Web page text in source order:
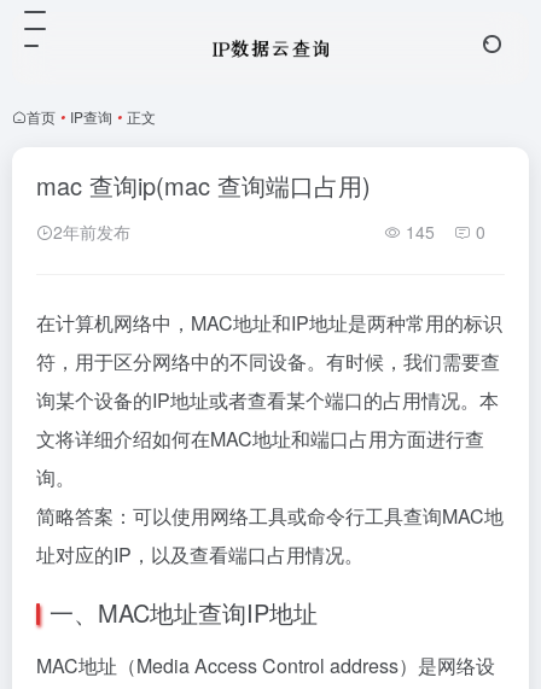
首页 • IP查询 • 正文
mac 查询ip(mac 查询端口占用)
2年前发布 145 0
在计算机网络中，MAC地址和IP地址是两种常用的标识
符，用于区分网络中的不同设备。有时候，我们需要查
询某个设备的IP地址或者查看某个端口的占用情况。本
文将详细介绍如何在MAC地址和端口占用方面进行查
询。
简略答案：可以使用网络工具或命令行工具查询MAC地
址对应的IP，以及查看端口占用情况。
一、MAC地址查询IP地址
MAC地址（Media Access Control address）是网络设